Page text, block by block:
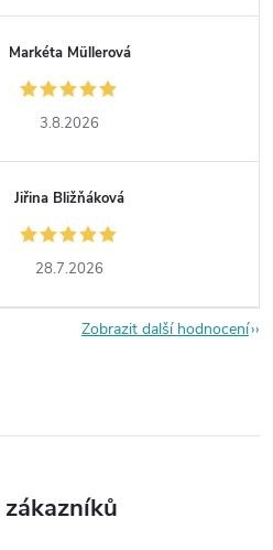
Markéta Müllerová
3.8.2026
Jiřina Bližňáková
28.7.2026
Zobrazit další hodnocení